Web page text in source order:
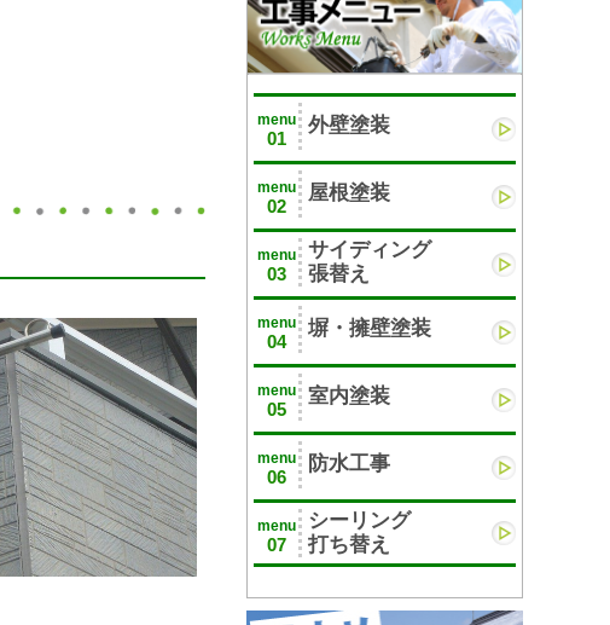
menu
01
外壁塗装
menu
02
屋根塗装
menu
03
サイディング
張替え
menu
04
塀・擁壁塗装
menu
05
室内塗装
menu
06
防水工事
menu
07
シーリング
打ち替え